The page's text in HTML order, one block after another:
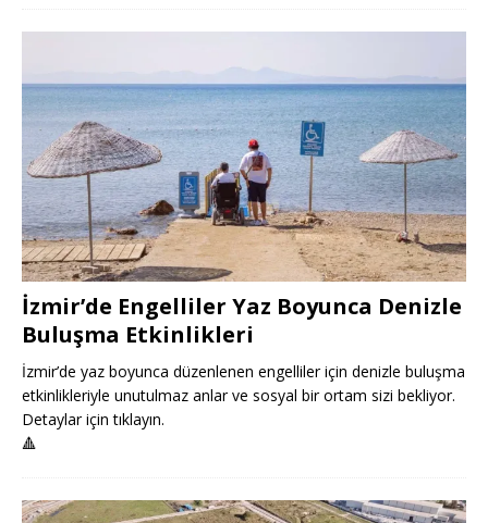
İzmir’de Engelliler Yaz Boyunca Denizle
Buluşma Etkinlikleri
İzmir’de yaz boyunca düzenlenen engelliler için denizle buluşma
etkinlikleriyle unutulmaz anlar ve sosyal bir ortam sizi bekliyor.
Detaylar için tıklayın.
🔺